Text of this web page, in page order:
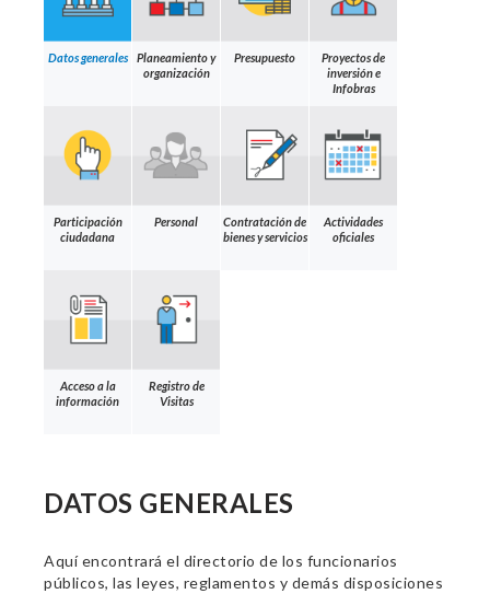
Datos generales
Planeamiento y
organización
Presupuesto
Proyectos de
inversión e
Infobras
Participación
ciudadana
Personal
Contratación de
bienes y servicios
Actividades
oficiales
Acceso a la
información
Registro de
Visitas
DATOS GENERALES
Aquí encontrará el directorio de los funcionarios
públicos, las leyes, reglamentos y demás disposiciones